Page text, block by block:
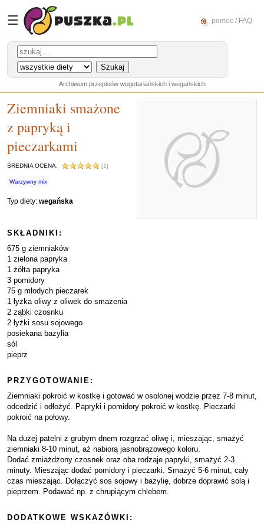
☰ pomoc / FAQ
Archiwum przepisów wegetariańskich i wegańskich
Ziemniaki smażone
z papryką i
pieczarkami
ŚREDNIA OCENA: [1]
Warzywny mix
Typ diety: wegańska
SKŁADNIKI:
675 g ziemniaków
1 zielona papryka
1 żółta papryka
3 pomidory
75 g młodych pieczarek
1 łyżka oliwy z oliwek do smażenia
2 ząbki czosnku
2 łyżki sosu sojowego
posiekana bazylia
sól
pieprz
PRZYGOTOWANIE:
Ziemniaki pokroić w kostkę i gotować w osolonej wodzie przez 7-8 minut,
odcedzić i odłożyć. Papryki i pomidory pokroić w kostkę. Pieczarki
pokroić na połowy.
Na dużej patelni z grubym dnem rozgrzać oliwę i, mieszając, smażyć
ziemniaki 8-10 minut, aż nabiorą jasnobrązowego koloru.
Dodać zmiażdżony czosnek oraz oba rodzaje papryki, smażyć 2-3
minuty. Mieszając dodać pomidory i pieczarki. Smażyć 5-6 minut, cały
czas mieszając. Dołączyć sos sojowy i bazylię, dobrze doprawić solą i
pieprzem. Podawać np. z chrupiącym chlebem.
DODATKOWE WSKAZÓWKI: